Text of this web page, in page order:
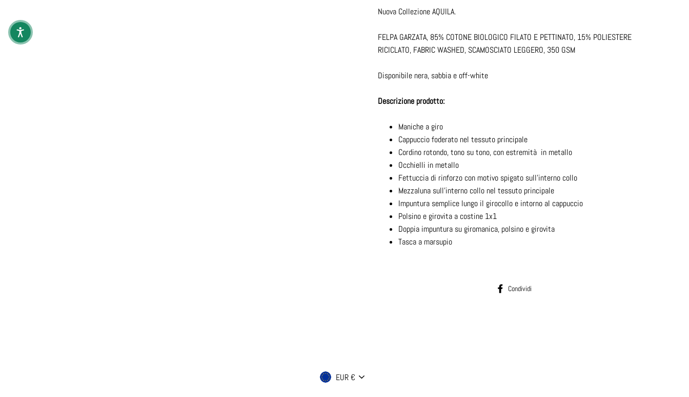
Nuova Collezione AQUILA.
FELPA GARZATA, 85% COTONE BIOLOGICO FILATO E PETTINATO, 15% POLIESTERE
RICICLATO, FABRIC WASHED, SCAMOSCIATO LEGGERO, 350 GSM
Disponibile nera, sabbia e off-white
Descrizione prodotto:
Maniche a giro
Cappuccio foderato nel tessuto principale
Cordino rotondo, tono su tono, con estremità in metallo
Occhielli in metallo
Fettuccia di rinforzo con motivo spigato sull'interno collo
Mezzaluna sull'interno collo nel tessuto principale
Impuntura semplice lungo il girocollo e intorno al cappuccio
Polsino e girovita a costine 1x1
Doppia impuntura su giromanica, polsino e girovita
Tasca a marsupio
Condividi
Valuta
EUR €